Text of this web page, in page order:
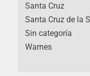
Santa Cruz
Santa Cruz de la
Sin categoría
Warnes